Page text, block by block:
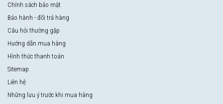
Chính sách bảo mật
Bảo hành - đổi trả hàng
Câu hỏi thường gặp
Hướng dẫn mua hàng
Hình thức thanh toán
Sitemap
Liên hệ
Những lưu ý trước khi mua hàng